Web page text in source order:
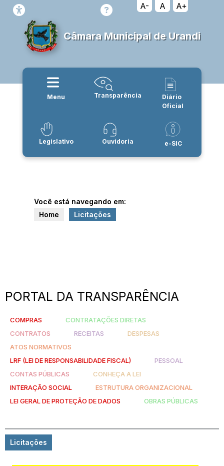
A- A A+
Câmara Municipal de Urandi
Menu Transparência
Diário
Oficial
Legislativo Ouvidoria e-SIC
Você está navegando em:
Home
Licitações
PORTAL DA TRANSPARÊNCIA
COMPRAS
CONTRATAÇÕES DIRETAS
CONTRATOS
RECEITAS
DESPESAS
ATOS NORMATIVOS
LRF (LEI DE RESPONSABILIDADE FISCAL)
PESSOAL
CONTAS PÚBLICAS
CONHEÇA A LEI
INTERAÇÃO SOCIAL
ESTRUTURA ORGANIZACIONAL
LEI GERAL DE PROTEÇÃO DE DADOS
OBRAS PÚBLICAS
Licitações